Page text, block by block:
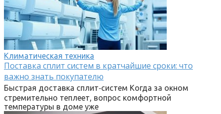
Климатическая техника
Поставка сплит систем в кратчайшие сроки: что
важно знать покупателю
Быстрая доставка сплит‑систем Когда за окном
стремительно теплеет, вопрос комфортной
температуры в доме уже